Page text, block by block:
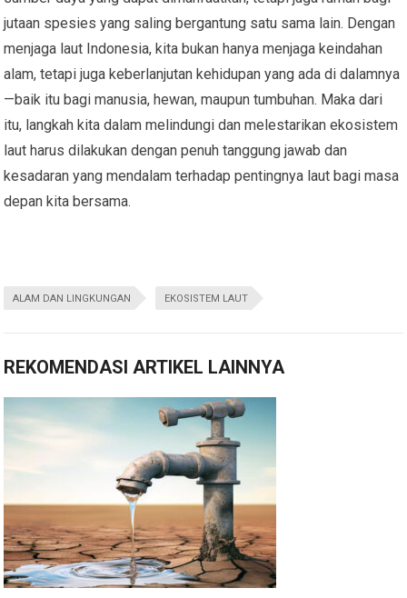
jutaan spesies yang saling bergantung satu sama lain. Dengan
menjaga laut Indonesia, kita bukan hanya menjaga keindahan
alam, tetapi juga keberlanjutan kehidupan yang ada di dalamnya
—baik itu bagi manusia, hewan, maupun tumbuhan. Maka dari
itu, langkah kita dalam melindungi dan melestarikan ekosistem
laut harus dilakukan dengan penuh tanggung jawab dan
kesadaran yang mendalam terhadap pentingnya laut bagi masa
depan kita bersama.
ALAM DAN LINGKUNGAN EKOSISTEM LAUT
REKOMENDASI ARTIKEL LAINNYA